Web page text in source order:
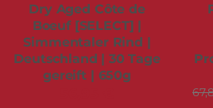
Dry Aged Côte de
Boeuf [SELECT] |
Simmentaler Rind |
Deutschland | 30 Tage
gereift | 650g